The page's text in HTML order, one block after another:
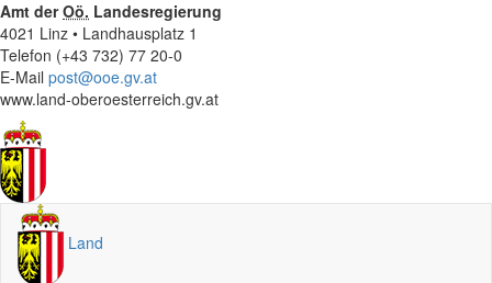
Amt derOö. Landesregierung
4021 Linz • Landhausplatz 1
Telefon (+43 732) 77 20-0
E-Mail post@ooe.gv.at
www.land-oberoesterreich.gv.at
Land